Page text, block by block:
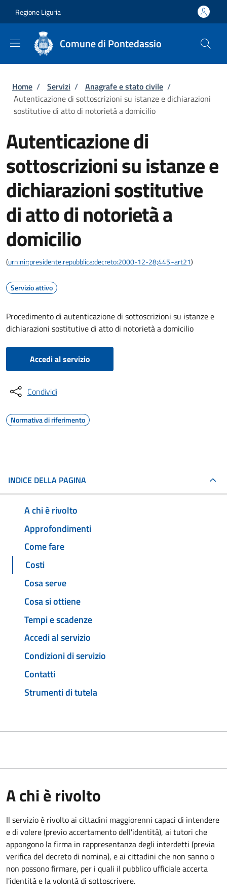
Regione Liguria
Comune di Pontedassio
Briciole di pane
Home / Servizi / Anagrafe e stato civile /
Autenticazione di sottoscrizioni su istanze e dichiarazioni
sostitutive di atto di notorietà a domicilio
Autenticazione di
sottoscrizioni su istanze e
dichiarazioni sostitutive
di atto di notorietà a
domicilio
(urn:nir:presidente.repubblica:decreto:2000-12-28;445~art21)
Servizio attivo
Procedimento di autenticazione di sottoscrizioni su istanze e
dichiarazioni sostitutive di atto di notorietà a domicilio
Accedi al servizio
Condividi
Normativa di riferimento
INDICE DELLA PAGINA
A chi è rivolto
Approfondimenti
Come fare
Costi
Cosa serve
Cosa si ottiene
Tempi e scadenze
Accedi al servizio
Condizioni di servizio
Contatti
Strumenti di tutela
A chi è rivolto
Il servizio è rivolto ai cittadini maggiorenni capaci di intendere
e di volere (previo accertamento dell'identità), ai tutori che
appongono la firma in rappresentanza degli interdetti (previa
verifica del decreto di nomina), e ai cittadini che non sanno o
non possono firmare, per i quali il pubblico ufficiale accerta
l'identità e la volontà di sottoscrivere.